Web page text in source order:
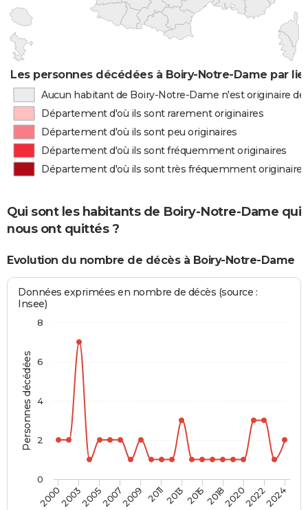
Les personnes décédées à Boiry-Notre-Dame par
Aucun habitant de Boiry-Notre-Dame n'est originaire
Département d'où ils sont rarement originaires
Département d'où ils sont peu originaires
Département d'où ils sont fréquemment originaires
Département d'où ils sont très fréquemment originaires
Qui sont les habitants de Boiry-Notre-Dame qui
nous ont quittés ?
Evolution du nombre de décès à Boiry-Notre-Dame
Personnes décédées
Données exprimées en nombre de décès (source :
Insee)
20002003200520072009 2011201320152018202020222024
0
2
4
6
8